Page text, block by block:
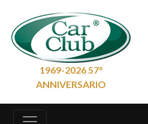
1969-2026 57°
ANNIVERSARIO